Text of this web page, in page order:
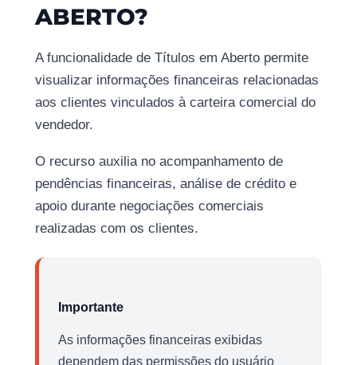
ABERTO?
A funcionalidade de Títulos em Aberto permite
visualizar informações financeiras relacionadas
aos clientes vinculados à carteira comercial do
vendedor.
O recurso auxilia no acompanhamento de
pendências financeiras, análise de crédito e
apoio durante negociações comerciais
realizadas com os clientes.
Importante
As informações financeiras exibidas
dependem das permissões do usuário